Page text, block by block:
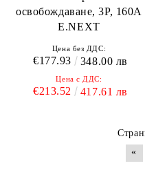
освобождаване, 3P, 160A
E.NEXT
Цена без ДДС:
€177.93 348.00 лв
Цена с ДДС:
€213.52 417.61 лв
«